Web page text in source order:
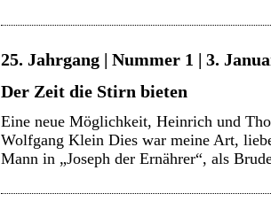
25. Jahrgang | Nummer 1 | 3.
Der Zeit die Stirn bieten
Eine neue Möglichkeit, Heinrich und
Wolfgang Klein Dies war meine Art,
Mann in „Joseph der Ernährer“, als